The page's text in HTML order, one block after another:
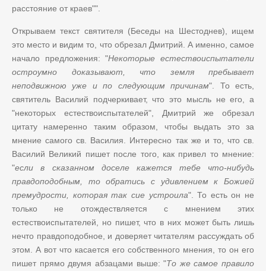
расстояние от краев"".
Открываем текст святителя (Беседы на Шестоднев), ищем
это место и видим то, что обрезал Дмитрий. А именно, самое
начало предложения: "Некоторые естествоиспытатели
остроумно доказывают, что земля пребывает
неподвижною уже и по следующим причинам". То есть,
святитель Василий подчеркивает, что это мысль не его, а
"некоторых естествоиспытателей", Дмитрий же обрезал
цитату намеренно таким образом, чтобы выдать это за
мнение самого св. Василия. Интересно так же и то, что св.
Василий Великий пишет после того, как привел то мнение:
"если в сказанном доселе кажется тебе что-нибудь
правдоподобным, то обратись с удивлением к Божией
премудрости, которая так сие устроила". То есть он не
только не отождествляется с мнением этих
естествоиспытателей, но пишет, что в них может быть лишь
нечто правдоподобное, и доверяет читателям рассуждать об
этом. А вот что касается его собственного мнения, то он его
пишет прямо двумя абзацами выше: "То же самое правило